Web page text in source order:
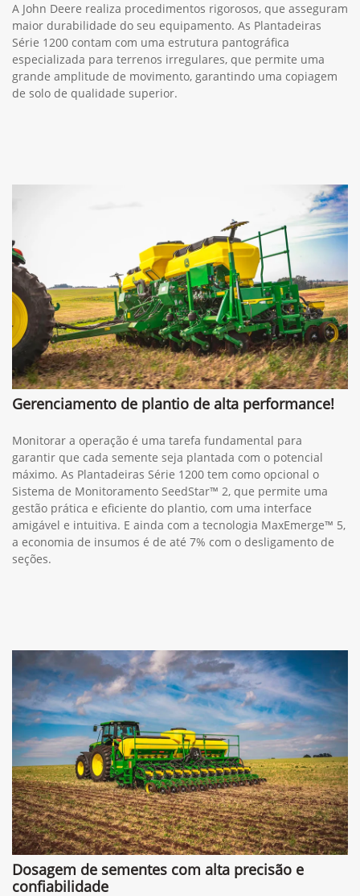
A John Deere realiza procedimentos rigorosos, que asseguram
maior durabilidade do seu equipamento. As Plantadeiras
Série 1200 contam com uma estrutura pantográfica
especializada para terrenos irregulares, que permite uma
grande amplitude de movimento, garantindo uma copiagem
de solo de qualidade superior.
Gerenciamento de plantio de alta performance!
Monitorar a operação é uma tarefa fundamental para
garantir que cada semente seja plantada com o potencial
máximo. As Plantadeiras Série 1200 tem como opcional o
Sistema de Monitoramento SeedStar™ 2, que permite uma
gestão prática e eficiente do plantio, com uma interface
amigável e intuitiva. E ainda com a tecnologia MaxEmerge™ 5,
a economia de insumos é de até 7% com o desligamento de
seções.
Dosagem de sementes com alta precisão e
confiabilidade